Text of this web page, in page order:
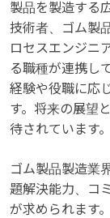
製品を製造する
技術者、ゴム製
ロセスエンジニ
る職種が連携し
経験や役職に応
す。将来の展望
待されています。
ゴム製品製造業
題解決能力、コ
が求められます